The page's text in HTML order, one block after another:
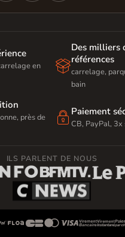
en

Des milliers
références
carrelage,
bain
près de
 Paiement
CB, PayPal, 3x
ILS PARLENT DE NOUS
